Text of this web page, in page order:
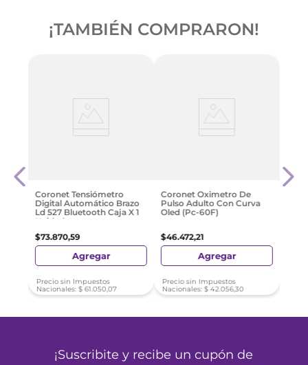
¡TAMBIÉN COMPRARON!
Coronet Tensiómetro
Digital Automático Brazo
Ld 527 Bluetooth Caja X 1
Unidad
$73.870,59
Agregar
Precio sin Impuestos
Nacionales: $ 61.050,07
Coronet Oximetro De
Pulso Adulto Con Curva
Oled (Pc-60F)
$46.472,21
Agregar
Precio sin Impuestos
Nacionales: $ 42.056,30
¡Suscribite y recibe un cupón de